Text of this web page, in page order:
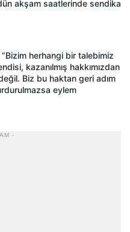
akşam saatlerinde sendika
herhangi bir talebimiz
kazanılmış hakkımızdan
Biz bu haktan geri adım
eylem
-